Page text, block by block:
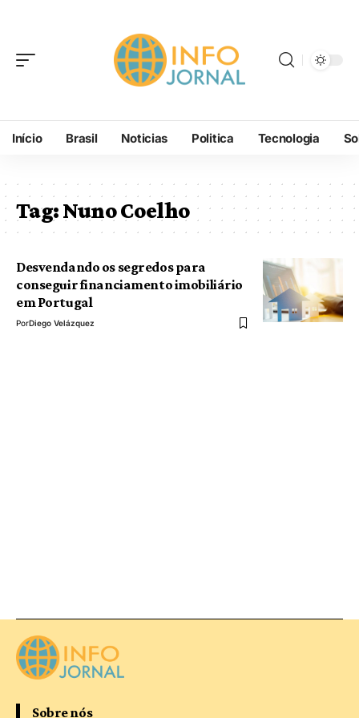
Início Brasil Noticias Politica Tecnologia
Tag:Nuno Coelho
Desvendando os segredos para
conseguir financiamento imobiliário
em Portugal
PorDiego Velázquez
Sobre nós